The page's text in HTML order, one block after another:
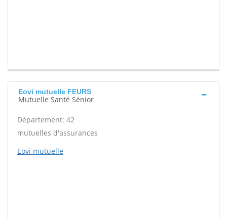
Eovi mutuelle FEURS
Mutuelle Santé Sénior
Département: 42
mutuelles d'assurances
Eovi mutuelle